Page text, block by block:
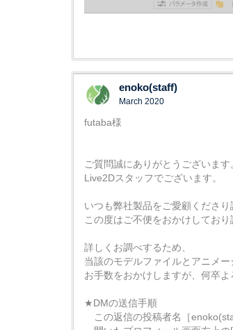
enoko(staff)
March 2020
futaba様
ご質問誠にありがとうございます
Live2Dスタッフでございます。
いつも弊社製品をご愛顧くださり
この度はご不便をおかけしており
詳しくお調べするため、
当該のモデルファイルとアニメ
お手数をおかけしますが、何卒よ
★DMの送信手順
この返信の投稿者名［